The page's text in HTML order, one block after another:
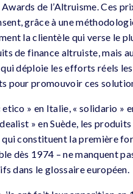
de l’Altruisme. Ces
grâce à une
la clientèle qui verse le
de finance altruiste, mais
déploie les efforts réels
pour promouvoir ces
etico » en Italie, « solidario »
» en Suède, les
constituent la première
dès 1974 – ne manquent
dans le glossaire européen.